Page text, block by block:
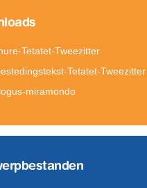
Tetatet-Tweezitter
Tetatet-Tweezitter
miramondo